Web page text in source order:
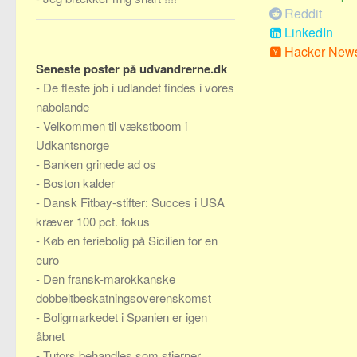
Reddit
LinkedIn
Hacker
Seneste poster på udvandrerne.dk
- De fleste job i udlandet findes i vores
nabolande
-Velkommen til vækstboom i
Udkantsnorge
- Banken grinede ad os
- Boston kalder
- Dansk Fitbay-stifter: Succes i USA
kræver 100 pct. fokus
- Køb en feriebolig på Sicilien for en
euro
- Den fransk-marokkanske
dobbeltbeskatningsoverenskomst
- Boligmarkedet i Spanien er igen
åbnet